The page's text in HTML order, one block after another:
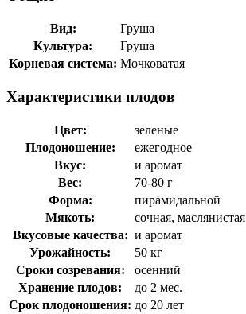
Вид:
Груша
Культура:
Груша
Корневая система: Мочковатая
Характеристики плодов
Цвет:
зеленые
Плодоношение:
ежегодное
Вкус:
и аромат
Вес:
70-80 г
Форма:
пирамидальной
Мякоть:
сочная, маслянистая
Вкусовые качества: и аромат
Урожайность:
50 кг
Сроки созревания:
осенний
Хранение плодов:
до 2 мес.
Срок плодоношения: до 20 лет